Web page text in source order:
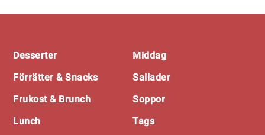
Footer
Desserter
Förrätter & Snacks
Frukost & Brunch
Lunch
Middag
Sallader
Soppor
Tags